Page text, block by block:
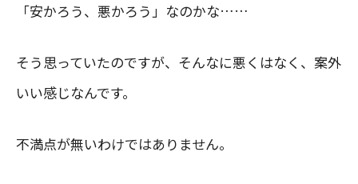
「安かろう、悪かろう」なのかな……
そう思っていたのですが、そんなに悪くはなく、案外
いい感じなんです。
不満点が無いわけではありません。